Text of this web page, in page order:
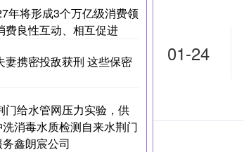
01-24
年将形成3个万亿级消费领
费良性互动、相互促进
妻携密投敌获刑 这些保密
门给水管网压力实验，供
消毒水质检测自来水荆门
鑫朗宸公司